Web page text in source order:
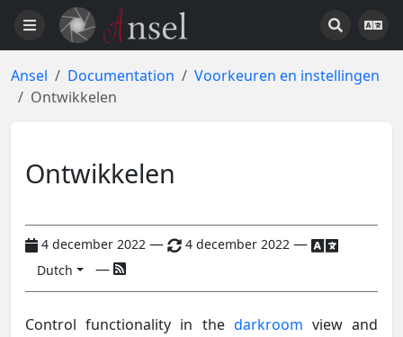
Ansel Documentation
Voorkeuren en instellingen
Ontwikkelen
Ontwikkelen
4 december 2022 — 4 december 2022 —
Dutch —
Control functionality in the darkroom view and